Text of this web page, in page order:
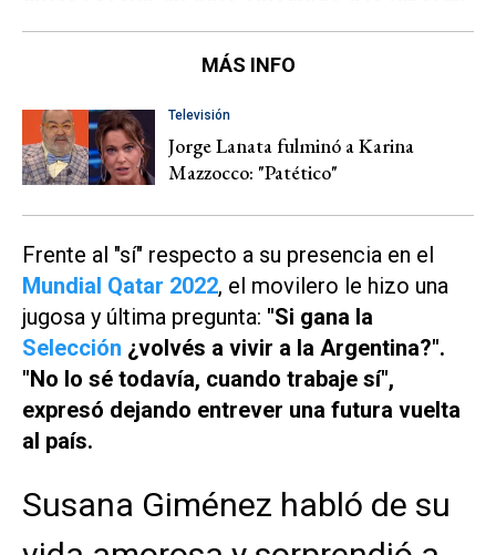
MÁS INFO
Televisión
Jorge Lanata fulminó a Karina
Mazzocco: "Patético"
Frente al "sí" respecto a su presencia en el
Mundial Qatar 2022, el movilero le hizo una
jugosa y última pregunta: "Si gana la
Selección ¿volvés a vivir a la Argentina?".
"No lo sé todavía, cuando trabaje sí",
expresó dejando entrever una futura vuelta
al país.
Susana Giménez habló de su